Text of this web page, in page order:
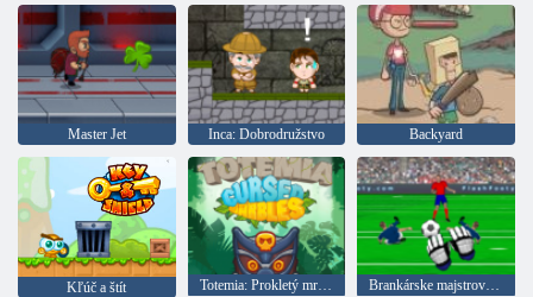
Master Jet Inca: Dobrodružstvo Backyard
Kľúč a štít Totemia: Prokletý mramor Brankárske majstrovstvá